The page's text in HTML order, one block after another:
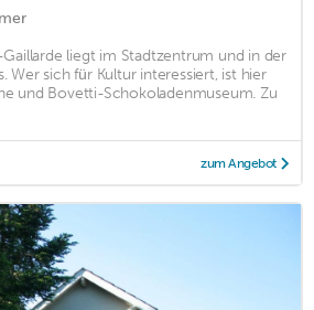
liegt im Stadtzentrum und in der
Wer sich für Kultur interessiert, ist hier
und Bovetti-Schokoladenmuseum. Zu
zum Angebot